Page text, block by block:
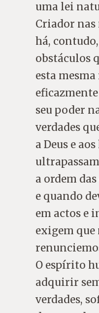
uma lei
Criador nas
há,
obstáculos
esta mesma
seu poder
verdades
a Deus e
a ordem
e quando
em actos e
exigem que
O espírito
adquirir
verdades,